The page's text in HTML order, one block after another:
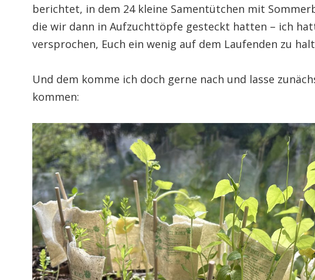
berichtet, in dem 24 kleine Samentütchen mit
die wir dann in Aufzuchttöpfe gesteckt hatten – ich
versprochen, Euch ein wenig auf dem Laufenden zu
Und dem komme ich doch gerne nach und lasse
kommen: